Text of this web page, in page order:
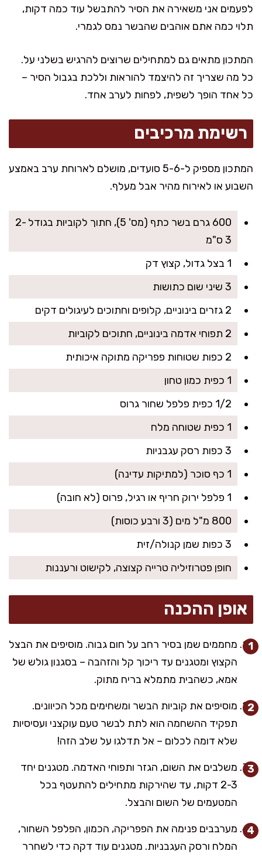
לפעמים אני משאירה את הסיר להתבשל עוד כמה דקות,
תלוי כמה אתם אוהבים שהבשר נמס לגמרי.
המתכון מתאים גם למתחילים שרוצים להרגיש בשלני על.
כל מה שצריך זה להיצמד להוראות וללכת בגבול הסיר –
כל אחד הופך לשפית, לפחות לערב אחד.
רשימת מרכיבים
המתכון מספיק ל-5-6 סועדים, מושלם לארוחת ערב באמצע
השבוע או לאירוח מהיר אבל מעלף.
600 גרם בשר כתף (מס' 5), חתוך לקוביות בגודל 2-
3 ס"מ
1 בצל גדול, קצוץ דק
3 שיני שום כתושות
2 גזרים בינוניים, קלופים וחתוכים לעיגולים דקים
2 תפוחי אדמה בינוניים, חתוכים לקוביות
2 כפות שטוחות פפריקה מתוקה איכותית
1 כפית כמון טחון
1/2 כפית פלפל שחור גרוס
1 כפית שטוחה מלח
3 כפות רסק עגבניות
1 כף סוכר (למתיקות עדינה)
1 פלפל ירוק חריף או רגיל, פרוס (לא חובה)
800 מ"ל מים (3 ורבע כוסות)
3 כפות שמן קנולה/זית
חופן פטרוזיליה טרייה קצוצה, לקישוט ורעננות
אופן ההכנה
מחממים שמן בסיר רחב על חום גבוה. מוסיפים את הבצל
הקצוץ ומטגנים עד ריכוך קל והזהבה – בסגנון גולש של
אמא, כשהבית מתמלא בריח מתוק.
מוסיפים את קוביות הבשר ומשחימים מכל הכיוונים.
תפקיד ההשחמה הוא לתת לבשר טעם עוקצני ועסיסיות
שלא דומה לכלום – אל תדלגו על שלב הזה!
משלבים את השום, הגזר ותפוחי האדמה. מטגנים יחד
2-3 דקות, עד שהירקות מתחילים להתעטף בכל
המטעמים של השום והבצל.
מערבבים פנימה את הפפריקה, הכמון, הפלפל השחור,
המלח ורסק העגבניות. מטגנים עוד דקה כדי לשחרר